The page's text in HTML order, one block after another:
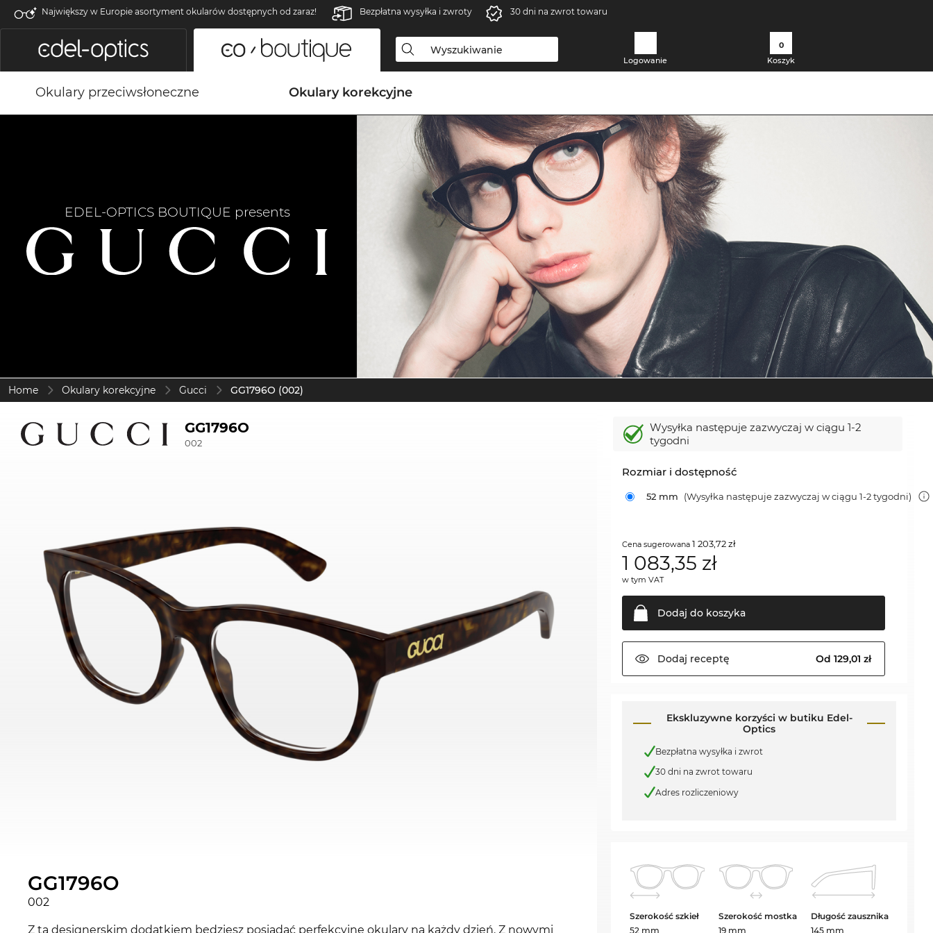
Największy w Europie asortyment okularów dostępnych od zaraz! Bezpłatna wysyłka i zwroty 30 dni na zwrot towaru
Logowanie
0
Koszyk
Okulary przeciwsłoneczne Okulary korekcyjne
EDEL-OPTICS BOUTIQUE presents
Home Okulary korekcyjne Gucci GG1796O (002)
GG1796O
002
GG1796O
002
Z ta designerskim dodatkiem będziesz posiadać perfekcyjne okulary na każdy dzień. Z nowymi
Wysyłka następuje zazwyczaj w ciągu 1-2
tygodni
Rozmiar i dostępność
52 mm (Wysyłka następuje zazwyczaj w ciągu 1-2 tygodni)
Cena sugerowana1 203,72 zł
1 083,35 zł
w tym VAT
Dodaj do koszyka
Dodaj receptę Od 129,01 zł
Ekskluzywne korzyści w butiku Edel-
Optics
Bezpłatna wysyłka i zwrot
30 dni na zwrot towaru
Adres rozliczeniowy
Szerokość szkieł
52 mm
Szerokość mostka
19 mm
Długość zausznika
145 mm